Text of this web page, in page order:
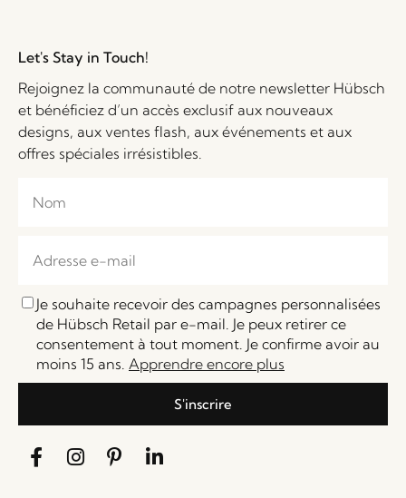
Let's Stay in Touch!
Rejoignez la communauté de notre newsletter Hübsch
et bénéficiez d’un accès exclusif aux nouveaux
designs, aux ventes flash, aux événements et aux
offres spéciales irrésistibles.
Je souhaite recevoir des campagnes personnalisées
de Hübsch Retail par e-mail. Je peux retirer ce
consentement à tout moment. Je confirme avoir au
moins 15 ans. Apprendre encore plus
S'inscrire